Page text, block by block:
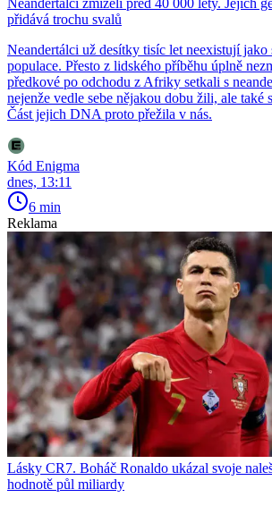
Neandertálci zmizeli před 40 000 lety. Jejich
přidává trochu svalů
Neandertálci už desítky tisíc let neexistují jako
populace. Přesto z lidského příběhu úplně
předkové po odchodu z Afriky setkali s
nejenže vedle sebe nějakou dobu žili, ale také
Část jejich DNA proto přežila v nás.
Kód Enigma
dnes, 13:11
6 min
Reklama
Lásky CR7. Boháč Ronaldo ukázal svoje
hodnotě půl miliardy